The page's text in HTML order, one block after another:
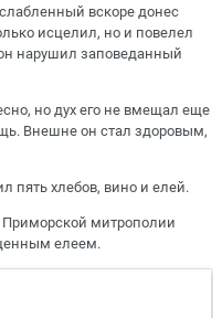
вскоре донес
исцелил, но и повелел
нарушил заповеданный
но дух его не вмещал еще
Внешне он стал здоровым,
пять хлебов, вино и елей.
Приморской митрополии
елеем.